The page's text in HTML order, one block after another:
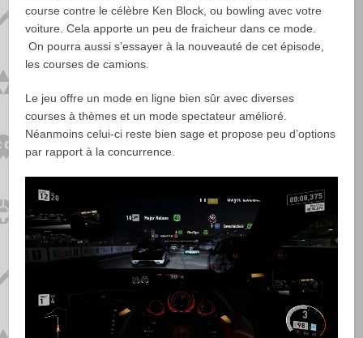
course contre le célèbre Ken Block, ou bowling avec votre
voiture. Cela apporte un peu de fraicheur dans ce mode.
On pourra aussi s’essayer à la nouveauté de cet épisode,
les courses de camions.
Le jeu offre un mode en ligne bien sûr avec diverses
courses à thèmes et un mode spectateur amélioré.
Néanmoins celui-ci reste bien sage et propose peu d’options
par rapport à la concurrence.